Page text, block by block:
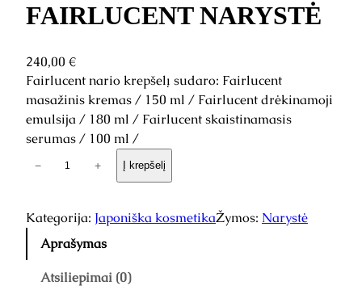
FAIRLUCENT NARYSTĖ
240,00 €
Fairlucent nario krepšelį sudaro: Fairlucent
masažinis kremas / 150 ml / Fairlucent drėkinamoji
emulsija / 180 ml / Fairlucent skaistinamasis
serumas / 100 ml /
d
− + Į krepšelį
Kategorija: Japoniška kosmetikaŽymos: Narystė
Aprašymas
Atsiliepimai (0)